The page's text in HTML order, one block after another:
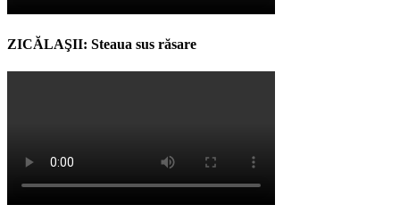
ZICĂLAŞII: Steaua sus răsare